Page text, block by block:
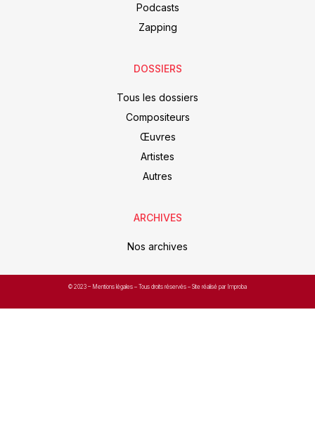
Podcasts
Zapping
DOSSIERS
Tous les dossiers
Compositeurs
Œuvres
Artistes
Autres
ARCHIVES
Nos archives
© 2023 – Mentions légales – Tous droits réservés – Site réalisé par Improba